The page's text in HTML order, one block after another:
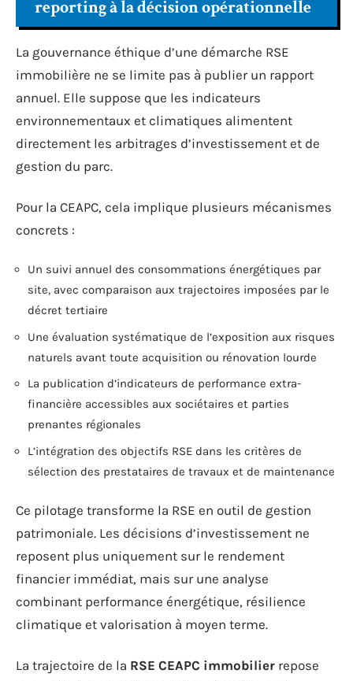
reporting à la décision opérationnelle
La gouvernance éthique d’une démarche RSE
immobilière ne se limite pas à publier un rapport
annuel. Elle suppose que les indicateurs
environnementaux et climatiques alimentent
directement les arbitrages d’investissement et de
gestion du parc.
Pour la CEAPC, cela implique plusieurs mécanismes
concrets :
Un suivi annuel des consommations énergétiques par
site, avec comparaison aux trajectoires imposées par le
décret tertiaire
Une évaluation systématique de l’exposition aux risques
naturels avant toute acquisition ou rénovation lourde
La publication d’indicateurs de performance extra-
financière accessibles aux sociétaires et parties
prenantes régionales
L’intégration des objectifs RSE dans les critères de
sélection des prestataires de travaux et de maintenance
Ce pilotage transforme la RSE en outil de gestion
patrimoniale. Les décisions d’investissement ne
reposent plus uniquement sur le rendement
financier immédiat, mais sur une analyse
combinant performance énergétique, résilience
climatique et valorisation à moyen terme.
La trajectoire de la RSE CEAPC immobilier repose